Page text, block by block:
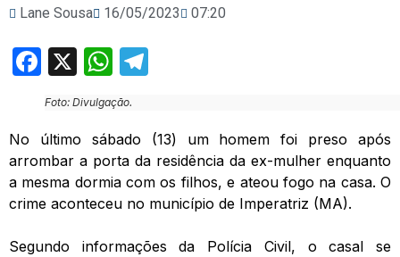
Lane Sousa 16/05/2023 07:20
Facebook
X WhatsApp
Foto: Divulgação.
No último sábado (13) um homem foi preso após
arrombar a porta da residência da ex-mulher enquanto
a mesma dormia com os filhos, e ateou fogo na casa. O
crime aconteceu no município de Imperatriz (MA).
Segundo informações da Polícia Civil, o casal se